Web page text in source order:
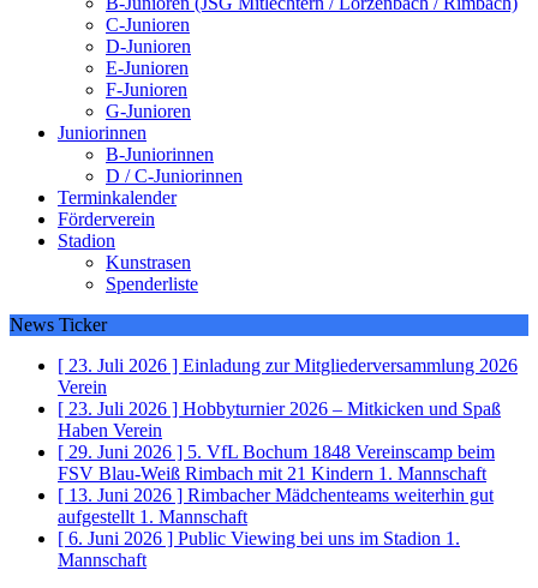
C-Junioren
D-Junioren
E-Junioren
F-Junioren
G-Junioren
Juniorinnen
B-Juniorinnen
D / C-Juniorinnen
Terminkalender
Förderverein
Stadion
Kunstrasen
Spenderliste
News Ticker
[ 23. Juli 2026 ] Einladung zur Mitgliederversammlung 2026
Verein
[ 23. Juli 2026 ] Hobbyturnier 2026 – Mitkicken und Spaß
Haben Verein
[ 29. Juni 2026 ] 5. VfL Bochum 1848 Vereinscamp beim
FSV Blau-Weiß Rimbach mit 21 Kindern 1. Mannschaft
[ 13. Juni 2026 ] Rimbacher Mädchenteams weiterhin gut
aufgestellt 1. Mannschaft
[ 6. Juni 2026 ] Public Viewing bei uns im Stadion 1.
Mannschaft